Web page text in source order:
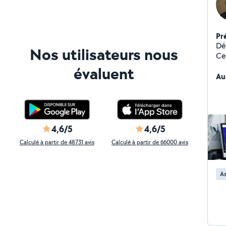
Nos utilisateurs nous
évaluent
4,6/5
Calculé à partir de 48731 avis
4,6/5
Calculé à partir de 66000 avis
et